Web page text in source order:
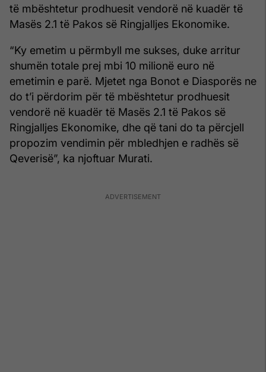
të mbështetur prodhuesit vendorë në kuadër të
Masës 2.1 të Pakos së Ringjalljes Ekonomike.
“Ky emetim u përmbyll me sukses, duke arritur
shumën totale prej mbi 10 milionë euro në
emetimin e parë. Mjetet nga Bonot e Diasporës ne
do t’i përdorim për të mbështetur prodhuesit
vendorë në kuadër të Masës 2.1 të Pakos së
Ringjalljes Ekonomike, dhe që tani do ta përcjell
propozim vendimin për mbledhjen e radhës së
Qeverisë”, ka njoftuar Murati.